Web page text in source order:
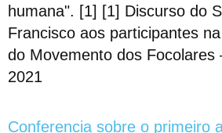
humana". [1] [1] Discurso do
Francisco aos participantes
do Movemento dos Focolares
2021
Conferencia sobre o primeiro